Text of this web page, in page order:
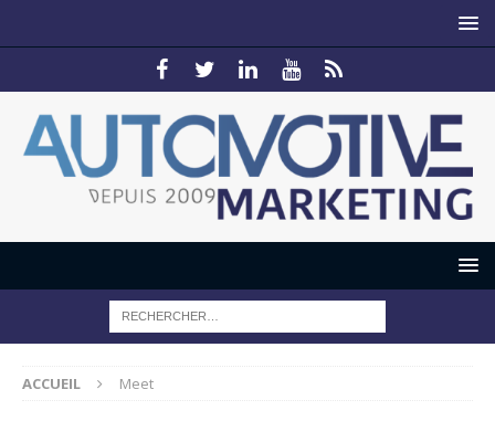
ACCUEIL Meet